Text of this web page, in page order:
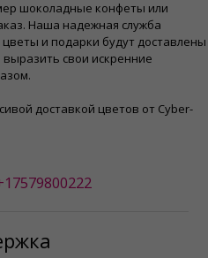
шоколадные конфеты или
Наша надежная служба
и подарки будут доставлены
свои искренние
доставкой цветов от Cyber-